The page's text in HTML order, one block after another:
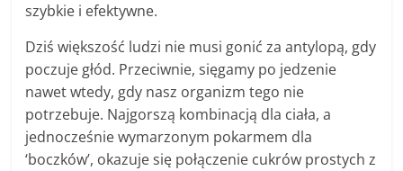
szybkie i efektywne.
Dziś większość ludzi nie musi gonić za antylopą, gdy
poczuje głód. Przeciwnie, sięgamy po jedzenie
nawet wtedy, gdy nasz organizm tego nie
potrzebuje. Najgorszą kombinacją dla ciała, a
jednocześnie wymarzonym pokarmem dla
‘boczków’, okazuje się połączenie cukrów prostych z